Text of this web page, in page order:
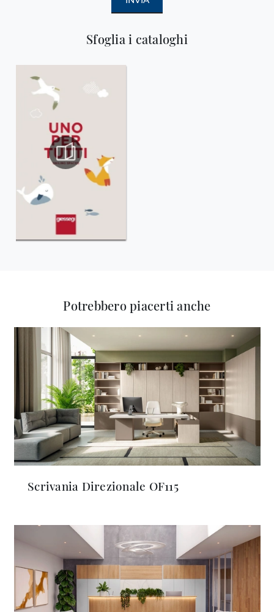
Sfoglia i cataloghi
Potrebbero piacerti anche
Scrivania Direzionale OF115